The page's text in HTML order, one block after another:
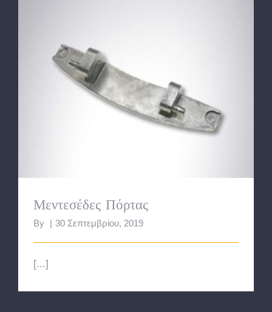
Μεντεσέδες Πόρτας
Μεντεσέδες Πόρτας
By 30 Σεπτεμβρίου, 2019
[...]